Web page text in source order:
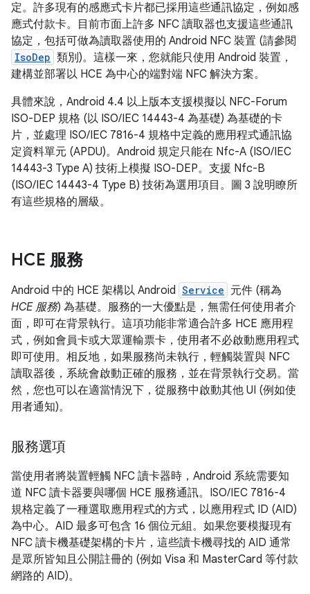
定。許多現有的感應式卡片都已採用這些通訊協定，例如感
應式付款卡。目前市面上許多 NFC 讀取器也支援這些通訊
協定，包括可做為讀取器使用的 Android NFC 裝置 (請參閱
IsoDep 類別)。這樣一來，您就能只使用 Android 裝置，
建構並部署以 HCE 為中心的端對端 NFC 解決方案。
具體來說，Android 4.4 以上版本支援模擬以 NFC-Forum
ISO-DEP 規格 (以 ISO/IEC 14443-4 為基礎) 為基礎的卡
片，並處理 ISO/IEC 7816-4 規格中定義的應用程式通訊協
定資料單元 (APDU)。Android 規定只能在 Nfc-A (ISO/IEC
14443-3 Type A) 技術上模擬 ISO-DEP。支援 Nfc-B
(ISO/IEC 14443-4 Type B) 技術為選用項目。圖 3 說明瞭所
有這些規格的層級。
HCE 服務
Android 中的 HCE 架構以 Android Service 元件 (稱為
HCE 服務) 為基礎。服務的一大優點是，無需任何使用者介
面，即可在背景執行。這項功能非常適合許多 HCE 應用程
式，例如會員卡或大眾運輸票卡，使用者不必啟動應用程式
即可使用。相反地，如果服務尚未執行，輕觸裝置與 NFC
讀取器後，系統會啟動正確的服務，並在背景執行交易。當
然，您也可以在適當情況下，從服務中啟動其他 UI (例如使
用者通知)。
服務選項
當使用者將裝置輕觸 NFC 讀卡器時，Android 系統需要知
道 NFC 讀卡器要與哪個 HCE 服務通訊。ISO/IEC 7816-4
規格定義了一種選取應用程式的方式，以應用程式 ID (AID)
為中心。AID 最多可包含 16 個位元組。如果您要模擬現有
NFC 讀卡機基礎架構的卡片，這些讀卡機尋找的 AID 通常
是眾所皆知且公開註冊的 (例如 Visa 和 MasterCard 等付款
網路的 AID)。